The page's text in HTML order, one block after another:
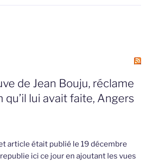
de Jean Bouju, réclame
qu’il lui avait faite, Angers
article était publié le 19 décembre
ici ce jour en ajoutant les vues